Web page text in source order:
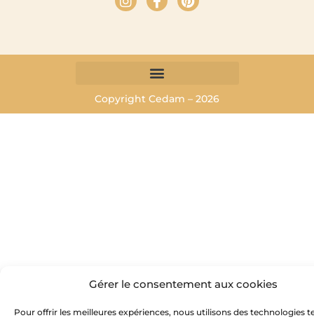
Gérer le consentement aux cookies
Pour offrir les meilleures expériences, nous utilisons des technologies
Copyright Cedam – 2026